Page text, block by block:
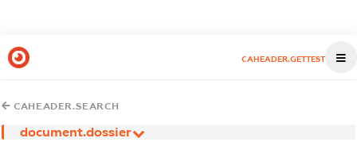
CAHEADER.GETTEST
CAHEADER.SEARCH
document.dossier